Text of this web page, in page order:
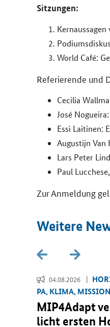
Sit­zun­gen:
Kern­aus­sa­gen
World Café:
Re­fe­rie­ren­de und
Ce­ci­lia
José No­guei­ra:
Essi Lai­ti­nen:
Au­gus­ti­jn Van
Lars Peter
Paul Luc­che­se,
Zur An­mel­dung
Wei­te­re
04.08.2026
PA, KLIMA,
MIP4Adapt
licht ers­ten